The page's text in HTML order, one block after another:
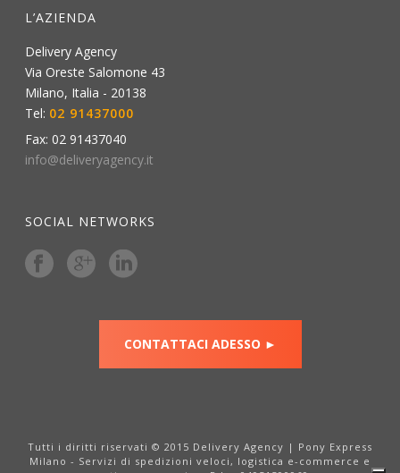
L’AZIENDA
Delivery Agency
Via Oreste Salomone 43
Milano, Italia - 20138
Tel: 02 91437000
Fax:02 91437040
info@deliveryagency.it
SOCIAL NETWORKS
CONTATTACI ADESSO ►
Tutti i diritti riservati © 2015 Delivery Agency | Pony Express
Milano - Servizi di spedizioni veloci, logistica e-commerce e